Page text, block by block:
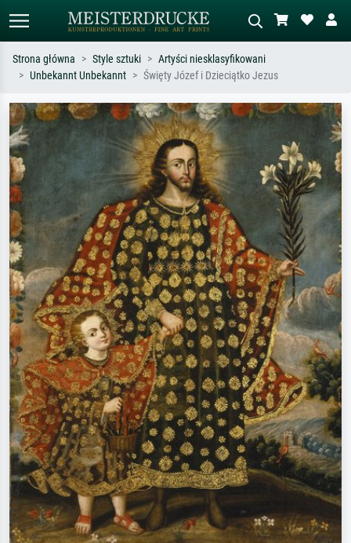
Szukaj wg artysty, tytułu lub stylu – np.
Monet, Gwiaździsta noc,
impresjonizm, fala Hokusaia, akt.
Opisz scenę – np. zielona łąka,
abstrakcja z czerwienią, ciemny olej,
stojący akt obok drzewa.
Strona główna Style sztuki
Artyści niesklasyfikowani
Unbekannt Unbekannt
Święty Józef i Dzieciątko Jezus